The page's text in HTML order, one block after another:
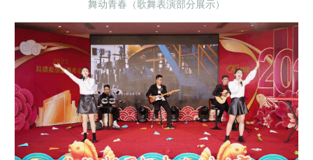
舞动青春（歌舞表演部分展示）